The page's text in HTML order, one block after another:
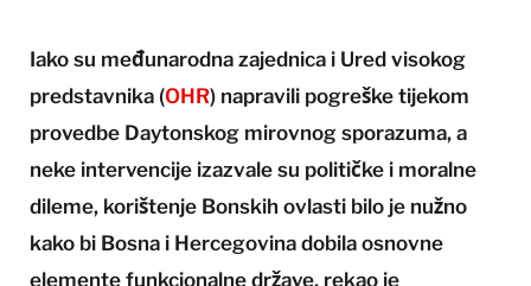
Iako su međunarodna zajednica i Ured visokog
predstavnika (OHR) napravili pogreške tijekom
provedbe Daytonskog mirovnog sporazuma, a
neke intervencije izazvale su političke i moralne
dileme, korištenje Bonskih ovlasti bilo je nužno
kako bi Bosna i Hercegovina dobila osnovne
elemente funkcionalne države, rekao je